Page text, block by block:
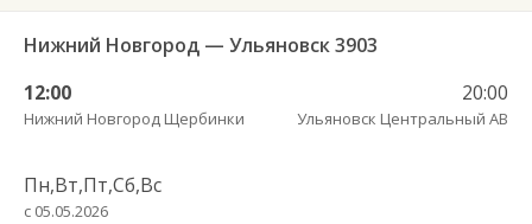
Нижний Новгород — Ульяновск 3903
12:00
Нижний Новгород Щербинки
20:00
Ульяновск Центральный АВ
Пн,Вт,Пт,Сб,Вс
с 05.05.2026